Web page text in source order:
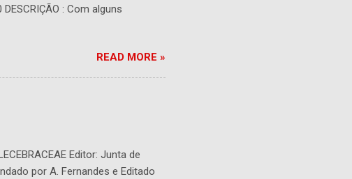
: Com alguns
READ MORE »
Editor: Junta de
por A. Fernandes e Editado